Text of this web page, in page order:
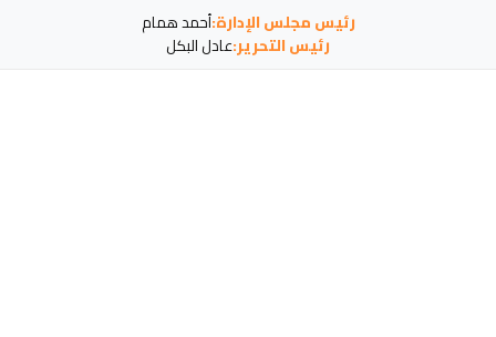
رئيس مجلس الإدارة:أحمد همام
رئيس التحرير:عادل البكل